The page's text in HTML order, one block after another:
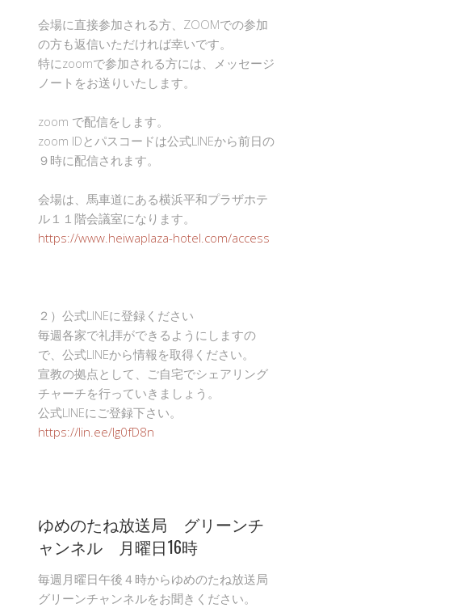
会場に直接参加される方、ZOOMでの参加
の方も返信いただければ幸いです。
特にzoomで参加される方には、メッセージ
ノートをお送りいたします。
zoom で配信をします。
zoom IDとパスコードは公式LINEから前日の
９時に配信されます。
会場は、馬車道にある横浜平和プラザホテ
ル１１階会議室になります。
https://www.heiwaplaza-hotel.com/access
２）公式LINEに登録ください
毎週各家で礼拝ができるようにしますの
で、公式LINEから情報を取得ください。
宣教の拠点として、ご自宅でシェアリング
チャーチを行っていきましょう。
公式LINEにご登録下さい。
https://lin.ee/Ig0fD8n
ゆめのたね放送局 グリーンチ
ャンネル 月曜日16時
毎週月曜日午後４時からゆめのたね放送局
グリーンチャンネルをお聞きください。